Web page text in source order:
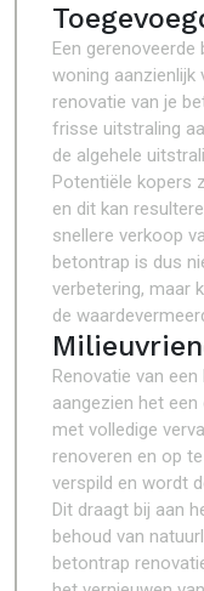
Een
woning aanzienlijk
renovatie van je
frisse uitstraling
de algehele
Potentiële kopers
en dit kan
snellere verkoop
betontrap is dus
verbetering, maar
de
Renovatie van
aangezien het
met volledige
renoveren en op
verspild en wordt
Dit draagt bij aan
behoud van
betontrap